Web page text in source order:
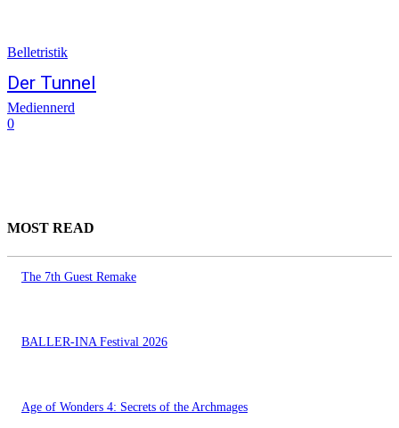
Belletristik
Der Tunnel
Mediennerd
0
MOST READ
The 7th Guest Remake
BALLER-INA Festival 2026
Age of Wonders 4: Secrets of the Archmages